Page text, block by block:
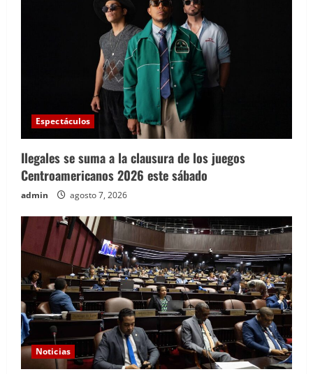
Espectáculos
Ilegales se suma a la clausura de los juegos
Centroamericanos 2026 este sábado
admin agosto 7, 2026
Noticias